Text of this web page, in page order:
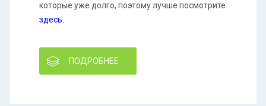
которые уже долго, поэтому лучше посмотрите
здесь.
ПОДРОБНЕЕ